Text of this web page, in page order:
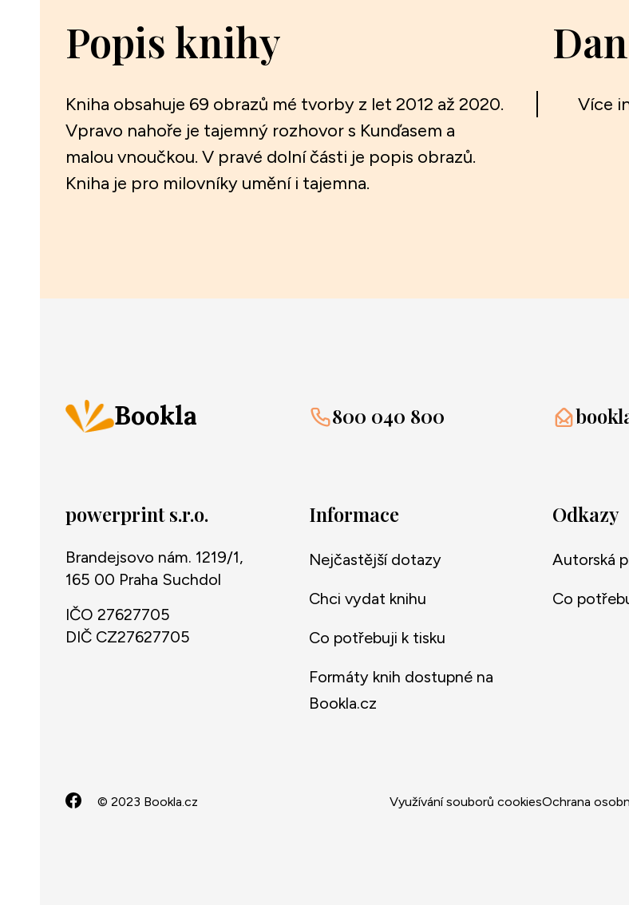
Popis knihy
Kniha obsahuje 69 obrazů mé tvorby z let 2012 až 2020.
Vpravo nahoře je tajemný rozhovor s Kunďasem a
malou vnoučkou. V pravé dolní části je popis obrazů.
Kniha je pro milovníky umění i tajemna.
Více
Bookla 800 040 800
powerprint s.r.o.
Brandejsovo nám. 1219/1,
165 00 Praha Suchdol
IČO 27627705
DIČ CZ27627705
Informace
Nejčastější dotazy
Chci vydat knihu
Co potřebuji k tisku
Formáty knih dostupné na
Bookla.cz
Odkazy
Autorská
Co
© 2023 Bookla.cz Využívání souborů cookiesOchrana